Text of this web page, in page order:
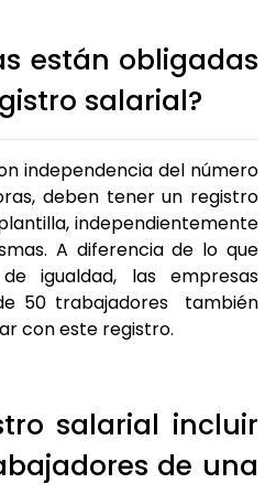
están obligadas
salarial?
independencia del número
deben tener un registro
independientemente
A diferencia de lo que
igualdad, las empresas
50 trabajadores también
con este registro.
salarial incluir
de una